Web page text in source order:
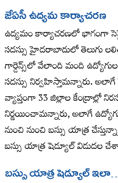
జేఏసీ ఉద్యమ కార్యాచరణ
ఉద్య‌మం కార్యాచ‌ర‌ణ‌లో భాగంగా
సదస్సు హైదరాబాదులో తెలుగు
గార్డెన్స్‌లో వేలాంది మంది
సదస్సు నిర్వహిస్తామ‌న్నారు. అలాగే
వ్యాప్తంగా 33 జిల్లాల కేంద్రాల్లో
నిర్ణ‌యించామ‌న్నారు, అలాగే
నుంచి నుంచి బస్సు యాత్ర
బ‌స్సు యాత్ర షెడ్యూల్ విడుద‌ల
బ‌స్సు యాత్ర షెడ్యూల్ ఇలా…